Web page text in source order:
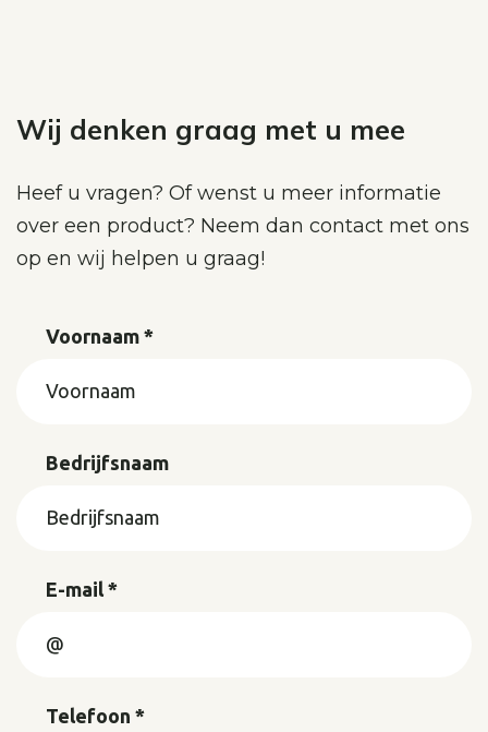
Wij denken graag met u mee
Heef u vragen? Of wenst u meer informatie
over een product? Neem dan contact met ons
op en wij helpen u graag!
Voornaam *
Bedrijfsnaam
E-mail *
Telefoon *